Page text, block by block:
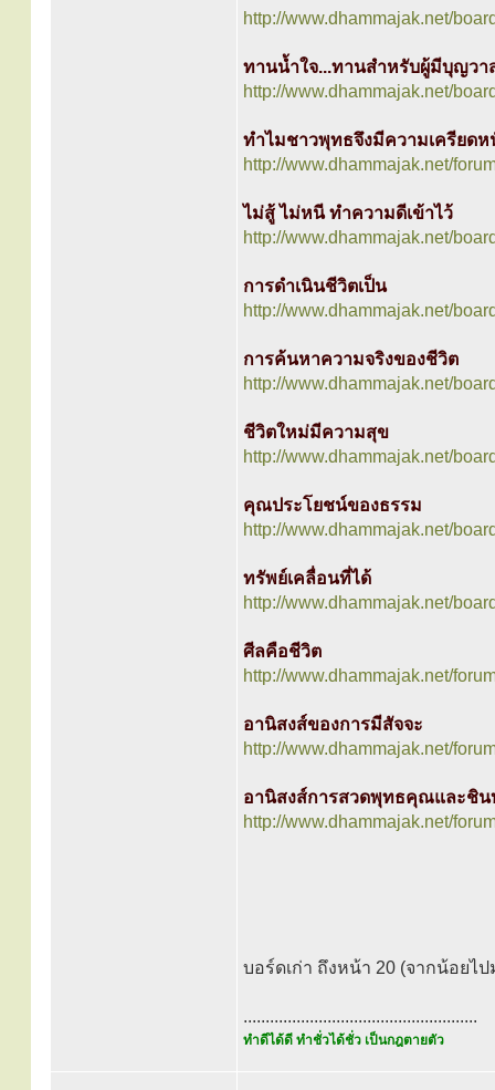
http://www.dhammajak.net/
ทานน้ำใจ...ทานสำหรับผู้มีบุญวา
http://www.dhammajak.net/
ทำไมชาวพุทธจึงมีความเครียดห
http://www.dhammajak.net/
ไม่สู้ ไม่หนี ทำความดีเข้าไว้
http://www.dhammajak.net/
การดำเนินชีวิตเป็น
http://www.dhammajak.net/
การค้นหาความจริงของชีวิต
http://www.dhammajak.net/
ชีวิตใหม่มีความสุข
http://www.dhammajak.net/
คุณประโยชน์ของธรรม
http://www.dhammajak.net/
ทรัพย์เคลื่อนที่ได้
http://www.dhammajak.net/
ศีลคือชีวิต
http://www.dhammajak.net/
อานิสงส์ของการมีสัจจะ
http://www.dhammajak.net/
อานิสงส์การสวดพุทธคุณและชิ
http://www.dhammajak.net/
บอร์ดเก่า ถึงหน้า 20 (จากน้อยไป
.....................................................
ทำดีได้ดี ทำชั่วได้ชั่ว เป็นกฎตายตัว